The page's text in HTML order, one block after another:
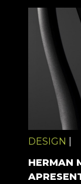
DESIGN
HERMAN